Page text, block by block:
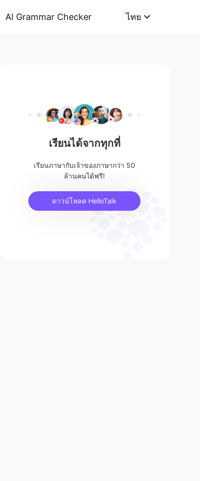
AI Grammar Checker ไทย
เรียนได้จากทุกที่
เรียนภาษากับเจ้าของภาษากว่า 50
ล้านคนได้ฟรี!
ดาวน์โหลด HelloTalk